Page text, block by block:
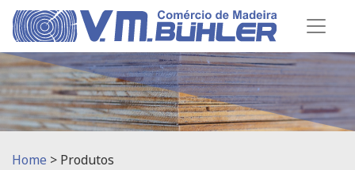
Home > Produtos